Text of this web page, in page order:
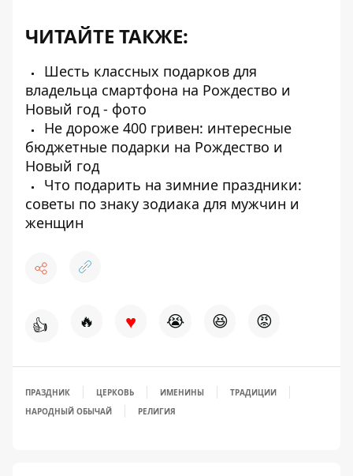
ЧИТАЙТЕ ТАКЖЕ:
Шесть классных подарков для
владельца смартфона на Рождество и
Новый год - фото
Не дороже 400 гривен: интересные
бюджетные подарки на Рождество и
Новый год
Что подарить на зимние праздники:
советы по знаку зодиака для мужчин и
женщин
👍 🔥 ♥ 😭 😆 😡
ПРАЗДНИК ЦЕРКОВЬ ИМЕНИНЫ
ТРАДИЦИИ
НАРОДНЫЙ ОБЫЧАЙ
РЕЛИГИЯ